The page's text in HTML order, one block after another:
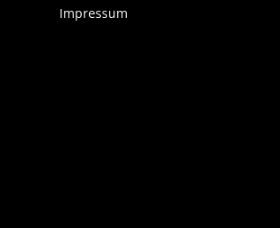
Impressum